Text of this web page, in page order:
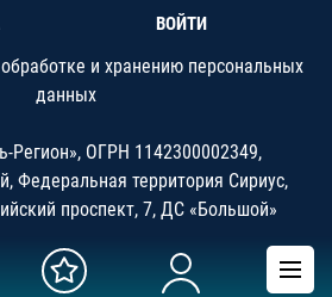
ВОЙТИ
и хранению персональных
данных
Регион», ОГРН 1142300002349,
Федеральная территория Сириус,
проспект, 7, ДС «Большой»